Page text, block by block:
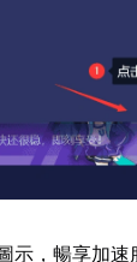
，暢享加速